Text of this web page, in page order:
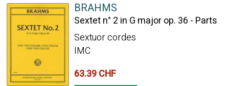
BRAHMS
Sextet n° 2 in G major op. 36 - Parts
Sextuor cordes
IMC
63.39 CHF